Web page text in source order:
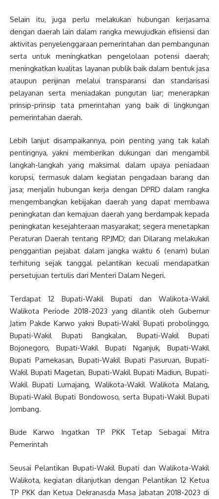
Selain itu, juga perlu melakukan hubungan kerjasama
dengan daerah lain dalam rangka mewujudkan efisiensi dan
aktivitas penyelenggaraan pemerintahan dan pembangunan
serta untuk meningkatkan pengelolaan potensi daerah;
meningkatkan kualitas layanan publik baik dalam bentuk jasa
ataupun perijinan melalui transparansi dan standarisasi
pelayanan serta meniadakan pungutan liar; menerapkan
prinsip-prinsip tata pmerintahan yang baik di lingkungan
pemerintahan daerah.
Lebih lanjut disampaikannya, poin penting yang tak kalah
pentingnya, yakni memberikan dukungan dan mengambil
langkah-langkah yang maksimal dalam upaya peniadaan
korupsi, termasuk dalam kegiatan pengadaan barang dan
jasa; menjalin hubungan kerja dengan DPRD dalam rangka
mengembangkan kebijakan daerah yang dapat membawa
peningkatan dan kemajuan daerah yang berdampak kepada
peningkatan kesejahteraan masyarakat; segera menetapkan
Peraturan Daerah tentang RPJMD; dan Dilarang melakukan
penggantian pejabat dalam jangka waktu 6 (enam) bulan
terhitung sejak tanggal pelantikan kecuali mendapatkan
persetujuan tertulis dari Menteri Dalam Negeri.
Terdapat 12 Bupati-Wakil Bupati dan Walikota-Wakil
Walikota Periode 2018-2023 yang dilantik oleh Gubernur
Jatim Pakde Karwo yakni Bupati-Wakil Bupati probolinggo,
Bupati-Wakil Bupati Bangkalan, Bupati-Wakil Bupati
Bojonegoro, Bupati-Wakil Bupati Nganjuk, Bupati-Wakil
Bupati Pamekasan, Bupati-Wakil Bupati Pasuruan, Bupati-
Wakil Bupati Magetan, Bupati-Wakil Bupati Madiun, Bupati-
Wakil Bupati Lumajang, Walikota-Wakil Walikota Malang,
Bupati-Wakil Bupati Bondowoso, serta Bupati-Wakil Bupati
Jombang.
Bude Karwo Ingatkan TP PKK Tetap Sebagai Mitra
Pemerintah
Seusai Pelantikan Bupati-Wakil Bupati dan Walikota-Wakil
Walikota, kegiatan dilanjutkan dengan Pelantikan 12 Ketua
TP PKK dan Ketua Dekranasda Masa Jabatan 2018-2023 di